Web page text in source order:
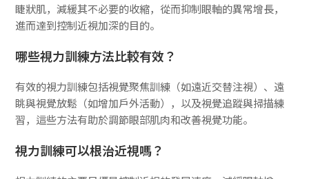
睫狀肌，減緩其不必要的收縮，從而抑制眼軸的異常增長，
進而達到控制近視加深的目的。
哪些視力訓練方法比較有效？
有效的視力訓練包括視覺聚焦訓練（如遠近交替注視）、遠
眺與視覺放鬆（如增加戶外活動），以及視覺追蹤與掃描練
習，這些方法有助於調節眼部肌肉和改善視覺功能。
視力訓練可以根治近視嗎？